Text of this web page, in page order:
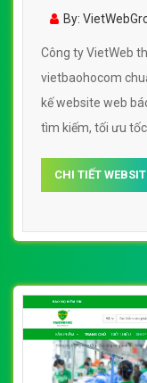
động -
By:
Công ty VietWeb
vietbaohocom
kế website web
tìm kiếm, tối ưu
động
CHI TIẾT